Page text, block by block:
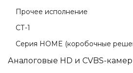
Прочее исполнение
СТ-1
Серия HOME (коробочные
Аналоговые HD и CVBS-